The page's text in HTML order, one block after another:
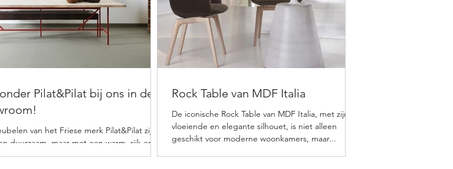
Pilat&Pilat bij ons in de
van het Friese merk Pilat&Pilat zijn
duurzaam, maar met een warm, rijk en
uiterlijk. Het merk is...
Rock Table van MDF Italia
De iconische Rock Table van MDF Italia, met zijn
vloeiende en elegante silhouet, is niet alleen
geschikt voor moderne woonkamers, maar...